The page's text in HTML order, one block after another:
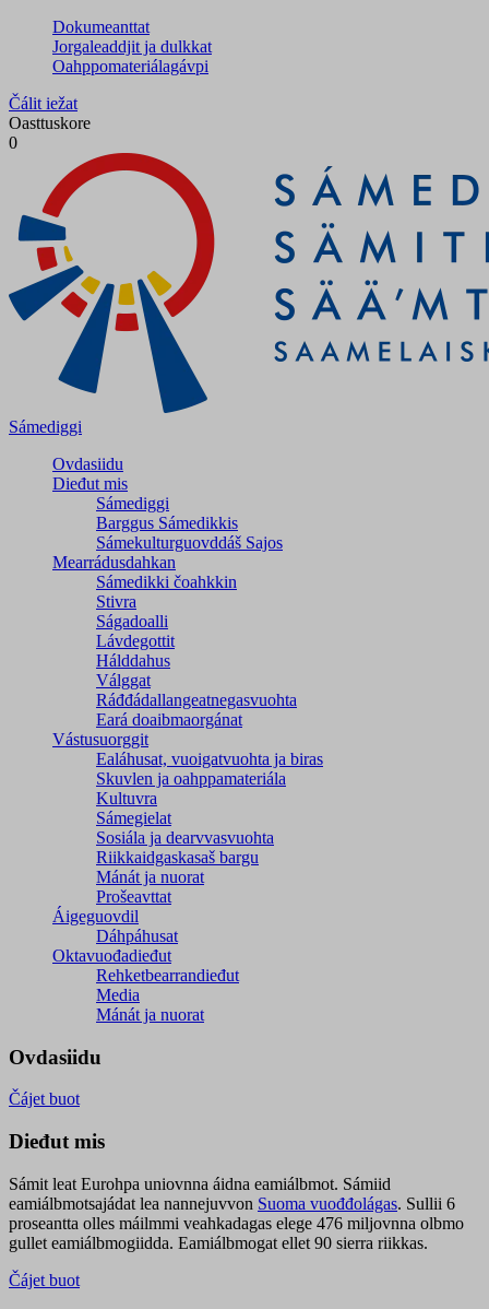
Dokumeanttat
Jorgaleaddjit ja dulkkat
Oahppomateriálagávpi
Čálit iežat
Oasttuskore
0
Sámediggi
Ovdasiidu
Dieđut mis
Sámediggi
Barggus Sámedikkis
Sámekulturguovddáš Sajos
Mearrádusdahkan
Sámedikki čoahkkin
Stivra
Ságadoalli
Lávdegottit
Hálddahus
Válggat
Ráđđádallangeatnegas­vuohta
Eará doaibmaorgánat
Vástusuorggit
Ealáhusat, vuoigatvuohta ja biras
Skuvlen ja oahppamateriála
Kultuvra
Sámegielat
Sosiála ja dearvvasvuohta
Riikkaidgaskasaš bargu
Mánát ja nuorat
Prošeavttat
Áigeguovdil
Dáhpáhusat
Oktavuođadieđut
Rehketbearrandieđut
Media
Mánát ja nuorat
Ovdasiidu
Čájet buot
Dieđut mis
Sámit leat Eurohpa uniovnna áidna eamiálbmot. Sámiid
eamiálbmotsajádat lea nannejuvvon Suoma vuođđolágas. Sullii 6
proseantta olles máilmmi veahkadagas elege 476 miljovnna olbmo
gullet eamiálbmogiidda. Eamiálbmogat ellet 90 sierra riikkas.
Čájet buot